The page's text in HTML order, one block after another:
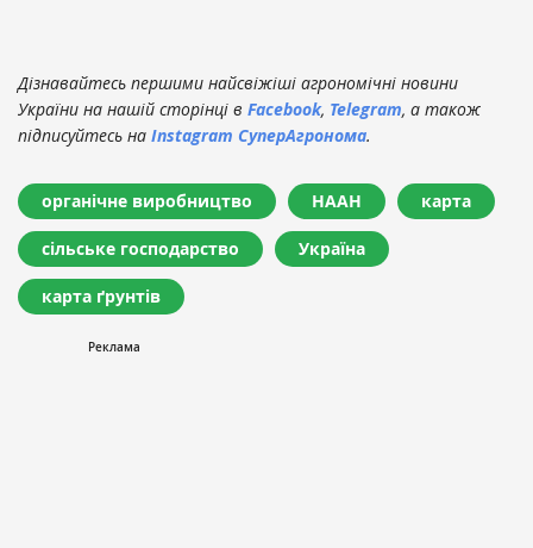
Дізнавайтесь першими найсвіжіші агрономічні новини
України на нашій сторінці в Facebook, Telegram, а також
підписуйтесь на Instagram СуперАгронома.
органічне виробництво НААН карта
сільське господарство Україна
карта ґрунтів